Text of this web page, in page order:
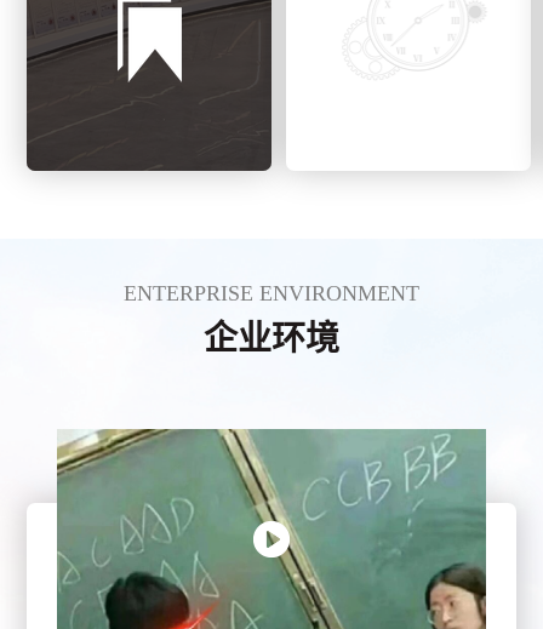
ENTERPRISE ENVIRONMENT
企业环境